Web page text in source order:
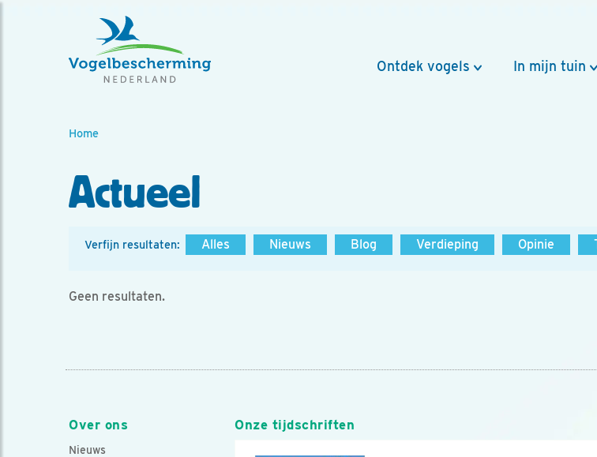
Ontdek vogels In mijn tuin
Home
Actueel
Verfijn resultaten: Alles Nieuws Blog Verdieping Opinie
Geen resultaten.
Over ons
Nieuws
Onze tijdschriften